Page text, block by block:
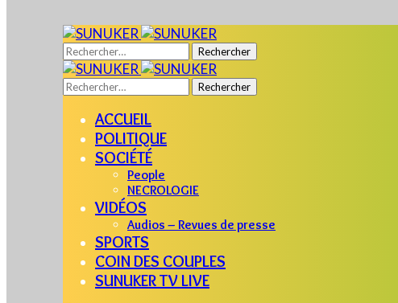
Rechercher :
Rechercher :
ACCUEIL
POLITIQUE
SOCIÉTÉ
People
NECROLOGIE
VIDÉOS
Audios – Revues de presse
SPORTS
COIN DES COUPLES
SUNUKER TV LIVE